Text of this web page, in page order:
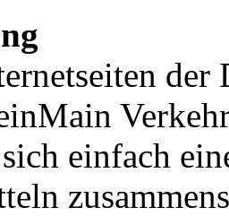
der
einfach